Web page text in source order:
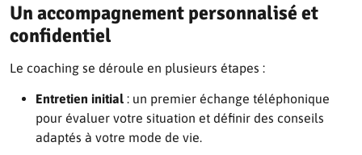
Un accompagnement personnalisé et
confidentiel
Le coaching se déroule en plusieurs étapes :
Entretien initial : un premier échange téléphonique
pour évaluer votre situation et définir des conseils
adaptés à votre mode de vie.